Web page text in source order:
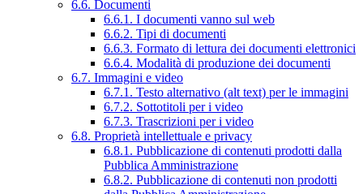
6.6. Documenti
6.6.1. I documenti vanno sul web
6.6.2. Tipi di documenti
6.6.3. Formato di lettura dei documenti elettronici
6.6.4. Modalità di produzione dei documenti
6.7. Immagini e video
6.7.1. Testo alternativo (alt text) per le immagini
6.7.2. Sottotitoli per i video
6.7.3. Trascrizioni per i video
6.8. Proprietà intellettuale e privacy
6.8.1. Pubblicazione di contenuti prodotti dalla
Pubblica Amministrazione
6.8.2. Pubblicazione di contenuti non prodotti